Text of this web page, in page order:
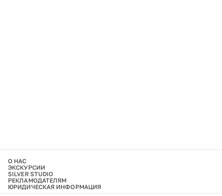
О НАС
ЭКСКУРСИИ
SILVER STUDIO
РЕКЛАМОДАТЕЛЯМ
ЮРИДИЧЕСКАЯ ИНФОРМАЦИЯ